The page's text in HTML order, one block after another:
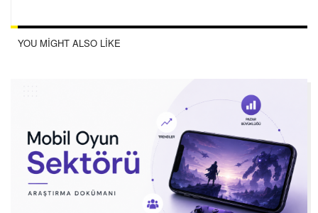
YOU MIGHT ALSO LIKE